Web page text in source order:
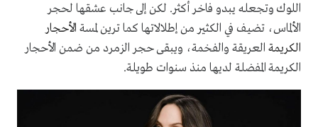
اللوك وتجعله يبدو فاخر أكثر. لكن إلى جانب عشقها لحجر
الألماس، تضيف في الكثير من إطلالاتها كما ترين لمسة الأحجار
الكريمة العريقة والفخمة، ويبقى حجر الزمرد من ضمن الأحجار
الكريمة المفضلة لديها منذ سنوات طويلة.